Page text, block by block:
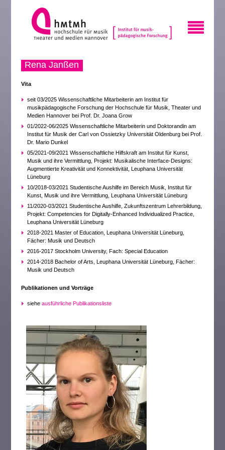
Rena Janßen
Vita
seit 03/2025 Wissenschaftliche Mitarbeiterin am Institut für
musikpädagogische Forschung der Hochschule für Musik, Theater und
Medien Hannover bei Prof. Dr. Joana Grow
01/2022-06/2025 Wissenschaftliche Mitarbeiterin und Doktorandin am
Institut für Musik der Carl von Ossietzky Universität Oldenburg bei Prof.
Dr. Mario Dunkel
05/2021-09/2021 Wissenschaftliche Hilfskraft am Institut für Kunst,
Musik und ihre Vermittlung, Projekt: Musikalische Interface-Designs:
Augmentierte Kreativität und Konnektivität, Leuphana Universität
Lüneburg
10/2018-03/2021 Studentische Aushilfe im Bereich Musik, Institut für
Kunst, Musik und ihre Vermittlung, Leuphana Universität Lüneburg
11/2020-03/2021 Studentische Aushilfe, Zukunftszentrum Lehrerbildung,
Projekt: Competencies for Digitally-Enhanced Individualized Practice,
Leuphana Universität Lüneburg
2018-2021 Master of Education, Leuphana Universität Lüneburg,
Fächer: Musik und Deutsch
2016-2017 Stockholm University, Fach: Special Education
2014-2018 Bachelor of Arts, Leuphana Universität Lüneburg, Fächer:
Musik und Deutsch
Publikationen und Vorträge
sieheausführliche Publikationsliste